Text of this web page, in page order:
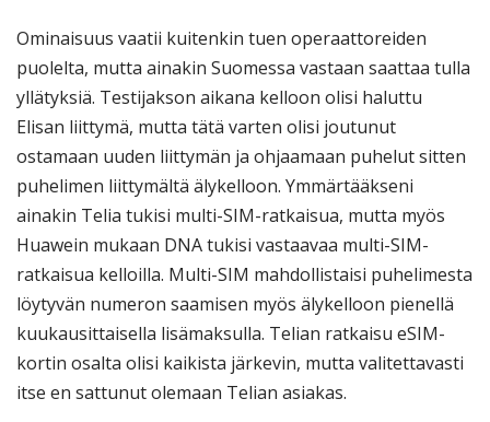
Ominaisuus vaatii kuitenkin tuen operaattoreiden
puolelta, mutta ainakin Suomessa vastaan saattaa tulla
yllätyksiä. Testijakson aikana kelloon olisi haluttu
Elisan liittymä, mutta tätä varten olisi joutunut
ostamaan uuden liittymän ja ohjaamaan puhelut sitten
puhelimen liittymältä älykelloon. Ymmärtääkseni
ainakin Telia tukisi multi-SIM-ratkaisua, mutta myös
Huawein mukaan DNA tukisi vastaavaa multi-SIM-
ratkaisua kelloilla. Multi-SIM mahdollistaisi puhelimesta
löytyvän numeron saamisen myös älykelloon pienellä
kuukausittaisella lisämaksulla. Telian ratkaisu eSIM-
kortin osalta olisi kaikista järkevin, mutta valitettavasti
itse en sattunut olemaan Telian asiakas.